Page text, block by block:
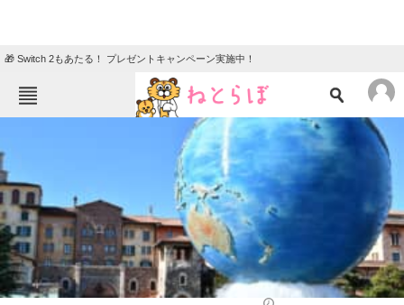
🎁 Switch 2もあたる！ プレゼントキャンペーン実施中！
ニュース
エンタメ クイズ
グルメ 地域
住まい 教育・育児
動物 リサーチ